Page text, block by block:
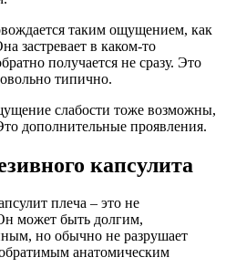
таким ощущением, как
застревает в каком-то
получается не сразу. Это
типично.
слабости тоже возможны,
дополнительные проявления.
капсулита
плеча – это не
может быть долгим,
но обычно не разрушает
анатомическим